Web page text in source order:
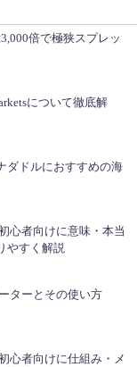
倍で極狭スプレッ
について徹底解
ダドルにおすすめの海
心者向けに意味・本当
やすく解説
ターとその使い方
心者向けに仕組み・メ